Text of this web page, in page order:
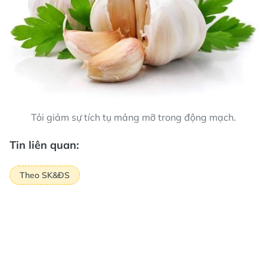
Tỏi giảm sự tích tụ mảng mỡ trong động mạch.
Tin liên quan:
Theo SK&ĐS